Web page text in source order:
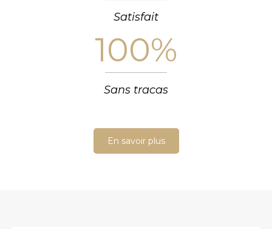
Satisfait
100%
Sans tracas
En savoir plus